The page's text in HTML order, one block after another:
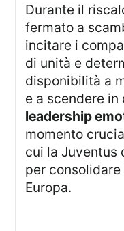
Durante il
fermato a
incitare i
di unità e
disponibilità a
e a scendere in
leadership
momento
cui la Juventus
per
Europa.